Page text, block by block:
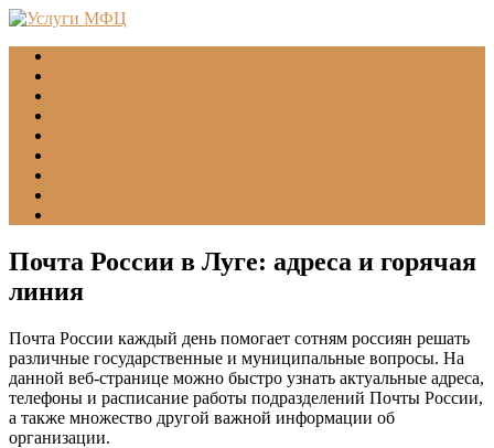
Почта России в Луге: адреса и горячая
линия
Почта России каждый день помогает сотням россиян решать
различные государственные и муниципальные вопросы. На
данной веб-странице можно быстро узнать актуальные адреса,
телефоны и расписание работы подразделений Почты России,
а также множество другой важной информации об
организации.